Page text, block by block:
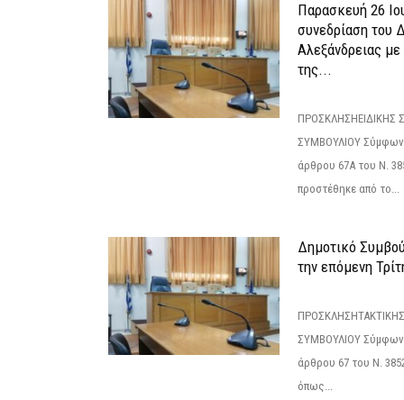
Παρασκευή 26
συνεδρίαση του
Αλεξάνδρειας
της...
ΠΡΟΣΚΛΗΣΗΕΙΔΙΚΗΣ
ΣΥΜΒΟΥΛΙΟΥ
άρθρου 67Α του Ν.
προστέθηκε από το...
Δημοτικό
την επόμενη
ΣΥΜΒΟΥΛΙΟΥ
άρθρου 67 του Ν.
όπως...